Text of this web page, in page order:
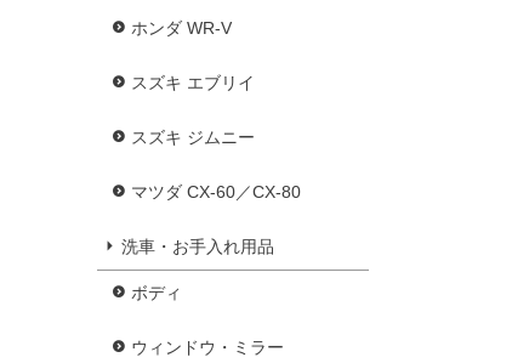
ホンダ WR-V
スズキ エブリイ
スズキ ジムニー
マツダ CX-60／CX-80
洗車・お手入れ用品
ボディ
ウィンドウ・ミラー